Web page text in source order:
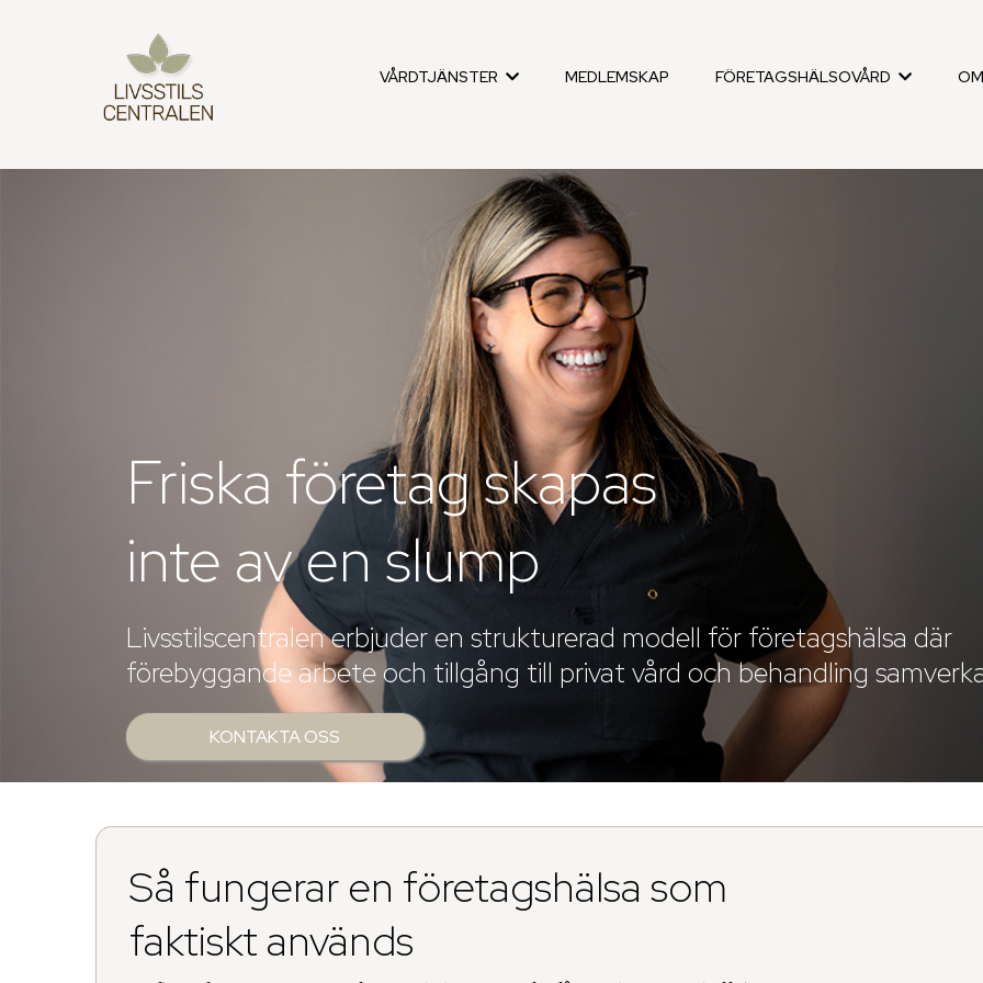
VÅRDTJÄNSTER MEDLEMSKAP FÖRETAGSHÄLSOVÅRD
Friska företag skapas
inte av en slump
Livsstilscentralen erbjuder en strukturerad modell för företagshälsa där
förebyggande arbete och tillgång till privat vård och behandling
KONTAKTA OSS
Så fungerar en företagshälsa som
faktiskt används